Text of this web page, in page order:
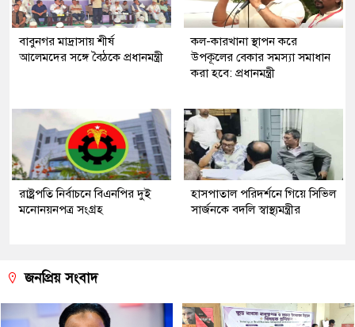
বাবুনগর মাদ্রাসায় শীর্ষ
আলেমদের সঙ্গে বৈঠকে প্রধানমন্ত্রী
কল-কারখানা স্থাপন করে
উপকূলের বেকার সমস্যা সমাধান
করা হবে: প্রধানমন্ত্রী
রাষ্ট্রপতি নির্বাচনে বিএনপির দুই
মনোনয়নপত্র সংগ্রহ
হাসপাতাল পরিদর্শনে গিয়ে সিভিল
সার্জনকে বদলি স্বাস্থ্যমন্ত্রীর
জনপ্রিয় সংবাদ